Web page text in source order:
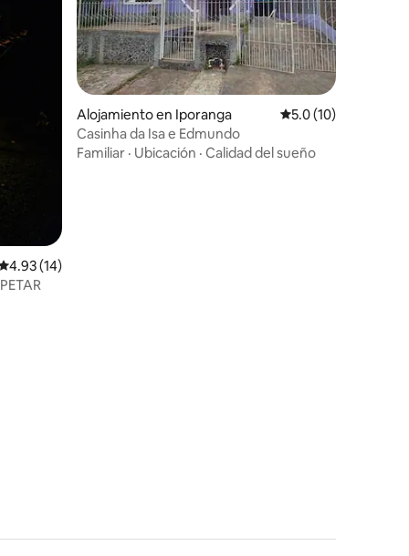
promedio: 4.93 de 5, 14 reseñas
4.93 (14)
Alojamiento en Iporanga Calificación
5.0 (10)
Casinha da Isa e Edmundo
Familiar · Ubicación · Calidad del sueño